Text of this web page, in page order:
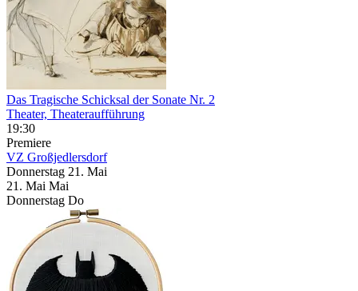
Das Tragische Schicksal der Sonate Nr. 2
Theater, Theateraufführung
19:30
Premiere
VZ Großjedlersdorf
Donnerstag 21. Mai
21. Mai Mai
Donnerstag Do